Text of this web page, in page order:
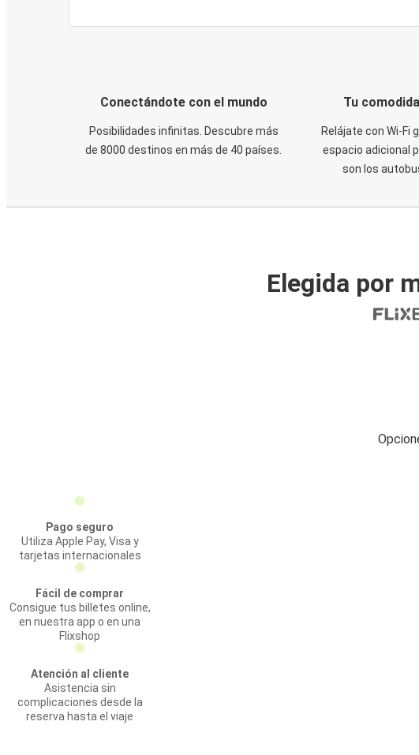
Conectándote con el mundo
Posibilidades infinitas. Descubre más
de 8000 destinos en más de 40 países.
Tu
Relájate con Wi-Fi
espacio adicional
son los
Elegida por
Pago seguro
Utiliza Apple Pay, Visa y
tarjetas internacionales
Fácil de comprar
Consigue tus billetes online,
en nuestra app o en una
Flixshop
Atención al cliente
Asistencia sin
complicaciones desde la
reserva hasta el viaje